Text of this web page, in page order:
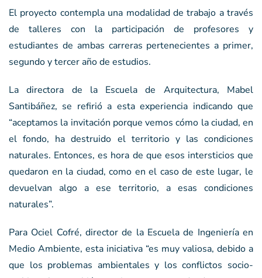
El proyecto contempla una modalidad de trabajo a través
de talleres con la participación de profesores y
estudiantes de ambas carreras pertenecientes a primer,
segundo y tercer año de estudios.
La directora de la Escuela de Arquitectura, Mabel
Santibáñez, se refirió a esta experiencia indicando que
“aceptamos la invitación porque vemos cómo la ciudad, en
el fondo, ha destruido el territorio y las condiciones
naturales. Entonces, es hora de que esos intersticios que
quedaron en la ciudad, como en el caso de este lugar, le
devuelvan algo a ese territorio, a esas condiciones
naturales”.
Para Ociel Cofré, director de la Escuela de Ingeniería en
Medio Ambiente, esta iniciativa “es muy valiosa, debido a
que los problemas ambientales y los conflictos socio-